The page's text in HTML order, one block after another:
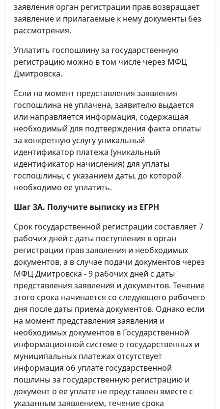
заявления орган регистрации прав возвращает
заявление и прилагаемые к нему документы без
рассмотрения.
Уплатить госпошлину за государственную
регистрацию можно в том числе через МФЦ
Дмитровска.
Если на момент представления заявления
госпошлина не уплачена, заявителю выдается
или направляется информация, содержащая
необходимый для подтверждения факта оплаты
за конкретную услугу уникальный
идентификатор платежа (уникальный
идентификатор начисления) для уплаты
госпошлины, с указанием даты, до которой
необходимо ее уплатить.
Шаг 3А. Получите выписку из ЕГРН
Срок государственной регистрации составляет 7
рабочих дней с даты поступления в орган
регистрации прав заявления и необходимых
документов, а в случае подачи документов через
МФЦ Дмитровска - 9 рабочих дней с даты
представления заявления и документов. Течение
этого срока начинается со следующего рабочего
дня после даты приема документов. Однако если
на момент представления заявления и
необходимых документов в Государственной
информационной системе о государственных и
муниципальных платежах отсутствует
информация об уплате государственной
пошлины за государственную регистрацию и
документ о ее уплате не представлен вместе с
указанным заявлением, течение срока